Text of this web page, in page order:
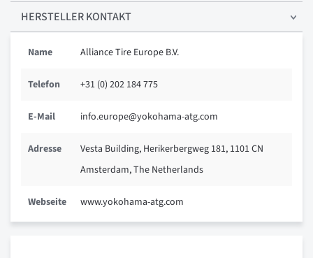
HERSTELLER KONTAKT
Name Alliance Tire Europe B.V.
Telefon +31 (0) 202 184 775
E-Mail info.europe@yokohama-atg.com
Adresse
Vesta Building, Herikerbergweg 181, 1101 CN
Amsterdam, The Netherlands
Webseite www.yokohama-atg.com